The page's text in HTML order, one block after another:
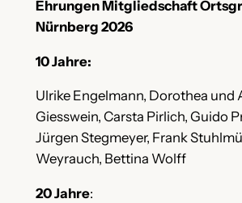
Ehrungen Mitgliedschaft
Nürnberg 2026
10 Jahre:
Ulrike Engelmann, Dorothea und
Giesswein, Carsta Pirlich, Guido
Jürgen Stegmeyer, Frank
Weyrauch, Bettina Wolff
20 Jahre: